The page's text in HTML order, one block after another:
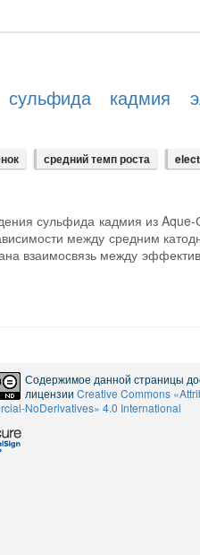
кадмия
средний темп роста
сульфида кадмия из
между средним
взаимосвязь между
Содержимое данной страницы
лицензии Creative Commons
NoDerivatives» 4.0 International